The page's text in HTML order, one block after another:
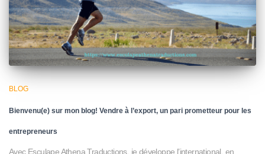
BLOG
Bienvenu(e) sur mon blog! Vendre à l’export, un pari prometteur pour les
entrepreneurs
Avec Esculape Athena Traductions, je développe l’international, en